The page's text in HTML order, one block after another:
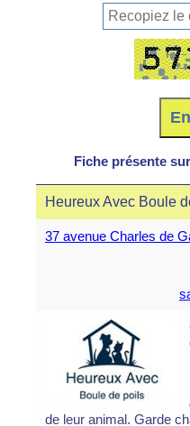
Fiche présente
Heureux Avec Boule
37 avenue Charles de
de leur animal. Garde